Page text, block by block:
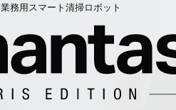
業務用スマート清掃ロボット